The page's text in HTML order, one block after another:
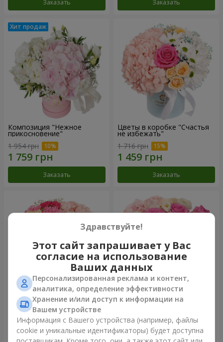
Заказать Заказать
Композиция "Нежное
прикосновение"
1 954 грн
Заказать
Цветы в коробке "Счастья
не избежать"
1 716 грн
Заказать
Цветы в коробке "Соломия"
2 221 грн
Композиция "Barbie"
2 799 грн
Здравствуйте!
Этот сайт запрашивает у Вас
согласие на использование
Ваших данных
Персонализированная реклама и контент,
аналитика, определение эффективности
Хранение и/или доступ к информации на
Вашем устройстве
Информация с Вашего устройства (например, файлы
cookie и уникальные идентификаторы) будет доступна